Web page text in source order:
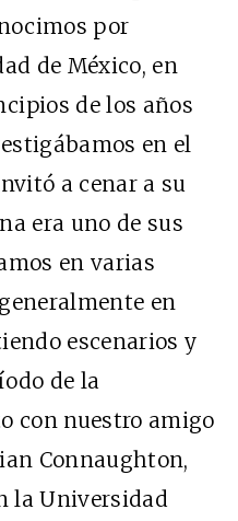
por
de México, en
de los años
en el
a cenar a su
era uno de sus
en varias
en
escenarios y
de la
con nuestro amigo
Connaughton,
la Universidad